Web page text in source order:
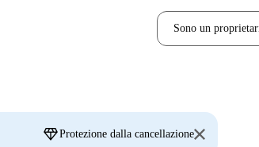
Sono un
diamondProtezione dalla cancellazione